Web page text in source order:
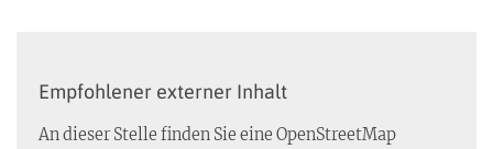
Empfohlener externer Inhalt
An dieser Stelle finden Sie eine OpenStreetMap